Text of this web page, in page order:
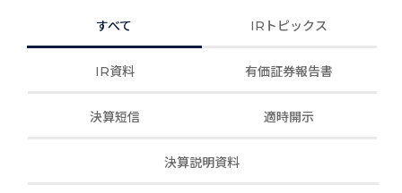
すべて IRトピックス
IR資料 有価証券報告書
決算短信 適時開示
決算説明資料